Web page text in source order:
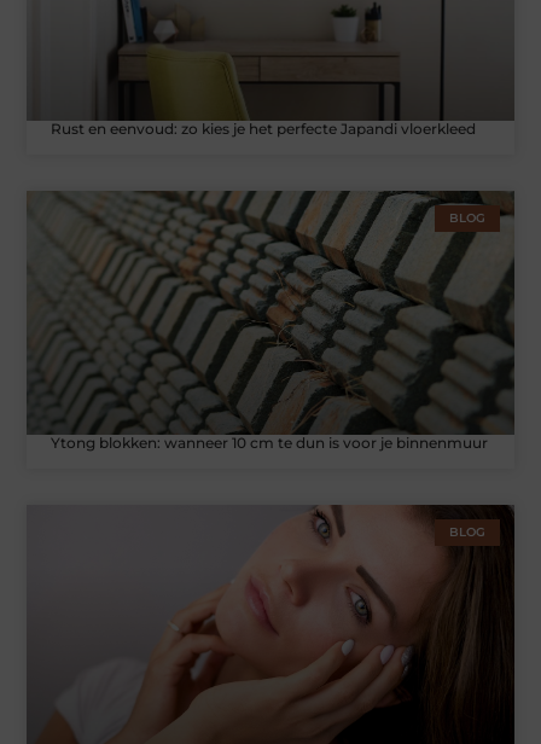
Rust en eenvoud: zo kies je het perfecte Japandi vloerkleed
BLOG
Ytong blokken: wanneer 10 cm te dun is voor je binnenmuur
BLOG